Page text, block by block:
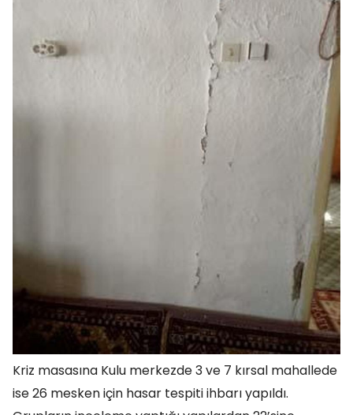
Kriz masasına Kulu merkezde 3 ve 7 kırsal mahallede
ise 26 mesken için hasar tespiti ihbarı yapıldı.